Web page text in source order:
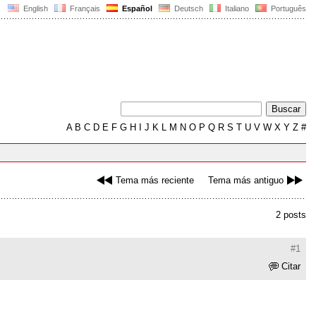
English Français Español Deutsch Italiano Português
AB C D E F G H J K L M N O P Q R S T U V W X Y Z #
Tema más reciente Tema más antiguo
2 posts
#1
Citar